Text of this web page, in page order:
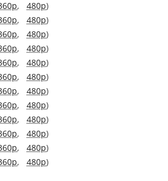
, 480p)
, 480p)
, 480p)
, 480p)
, 480p)
, 480p)
, 480p)
, 480p)
, 480p)
, 480p)
, 480p)
, 480p)